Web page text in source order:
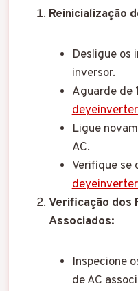
Reinicialização
Desligue os
inversor.
Aguarde de
Ligue
AC.
Verifique se
Verificação dos
Associados:
Inspecione
de AC